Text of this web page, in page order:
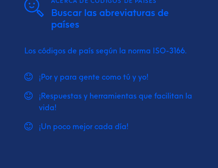
Buscar las abreviaturas de
países
Los códigos de país según la norma ISO-3166.
¡Por y para gente como tú y yo!
¡Respuestas y herramientas que facilitan la
vida!
¡Un poco mejor cada día!